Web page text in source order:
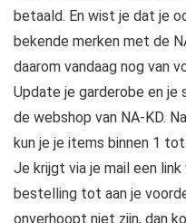
betaald. En wist je dat je
bekende merken met de
daarom vandaag nog van
Update je garderobe en je
de webshop van NA-KD.
kun je je items binnen 1
Je krijgt via je mail een link
bestelling tot aan je
onverhoopt niet zijn, dan